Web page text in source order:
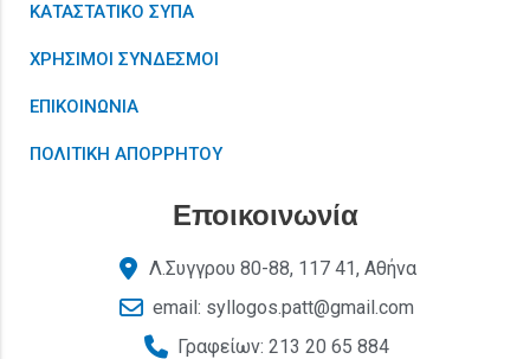
ΚΑΤΑΣΤΑΤΙΚΟ ΣΥΠΑ
ΧΡΗΣΙΜΟΙ ΣΥΝΔΕΣΜΟΙ
ΕΠΙΚΟΙΝΩΝΙΑ
ΠΟΛΙΤΙΚΗ ΑΠΟΡΡΗΤΟΥ
Εποικοινωνία
Λ.Συγγρου 80-88, 117 41, Αθήνα
email: syllogos.patt@gmail.com
Γραφείων: 213 20 65 884